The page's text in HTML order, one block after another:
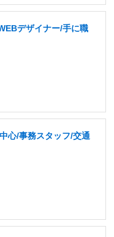
デザイナー/手に職
心/事務スタッフ/交通